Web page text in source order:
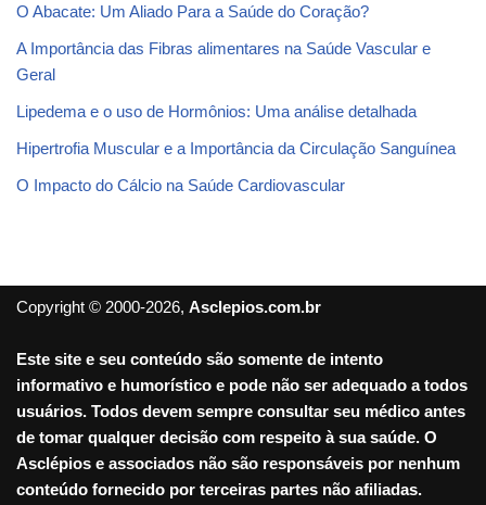
O Abacate: Um Aliado Para a Saúde do Coração?
A Importância das Fibras alimentares na Saúde Vascular e
Geral
Lipedema e o uso de Hormônios: Uma análise detalhada
Hipertrofia Muscular e a Importância da Circulação Sanguínea
O Impacto do Cálcio na Saúde Cardiovascular
Copyright © 2000-2026, Asclepios.com.br
Este site e seu conteúdo são somente de intento
informativo e humorístico e pode não ser adequado a todos
usuários. Todos devem sempre consultar seu médico antes
de tomar qualquer decisão com respeito à sua saúde. O
Asclépios e associados não são responsáveis por nenhum
conteúdo fornecido por terceiras partes não afiliadas.